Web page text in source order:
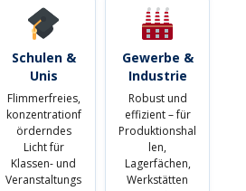
Schulen &
Unis
Flimmerfreies,
konzentrationf
örderndes
Licht für
Klassen- und
Veranstaltungs
Gewerbe &
Industrie
Robust und
effizient – für
Produktionshal
len,
Lagerfächen,
Werkstätten